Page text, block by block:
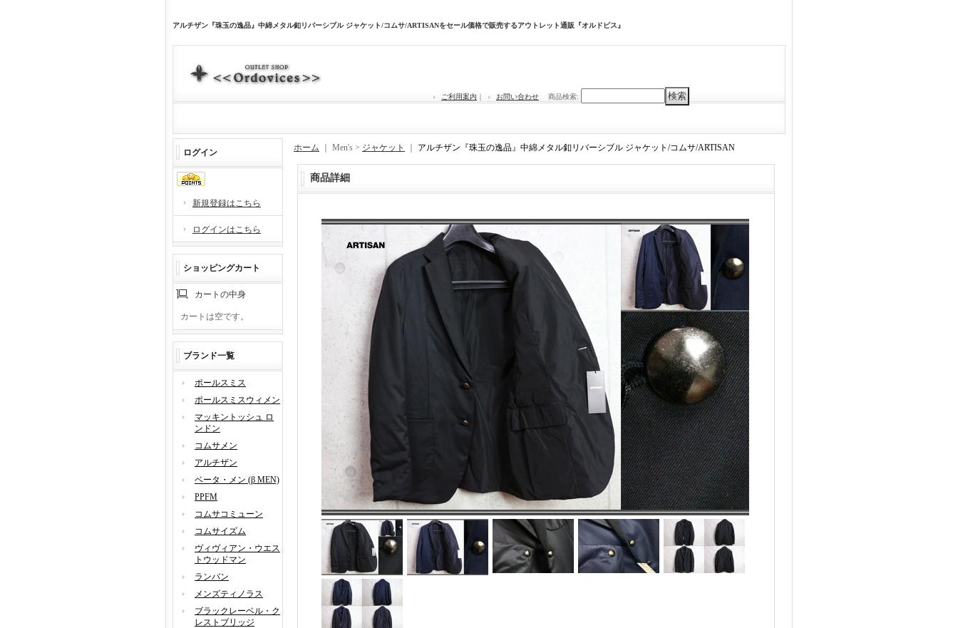
アルチザン『珠玉の逸品』中綿メタル釦リバーシブル ジャケット/コムサ/ARTISANをセール価格で販売するアウトレット通販『オルドビス』
ご利用案内 ｜ お問い合わせ 商品検索:
ログイン
新規登録はこちら
ログインはこちら
ショッピングカート
カートの中身
カートは空です。
ブランド一覧
ポールスミス
ポールスミスウィメン
マッキントッシュ ロ
ンドン
コムサメン
アルチザン
ベータ・メン (β MEN)
PPFM
コムサコミューン
コムサイズム
ヴィヴィアン・ウエス
トウッドマン
ランバン
メンズティノラス
ブラックレーベル・ク
レストブリッジ
ホーム ｜ Men's > ジャケット アルチザン『珠玉の逸品』中綿メタル釦リバーシブル ジャケット/コムサ/ARTISAN
商品詳細